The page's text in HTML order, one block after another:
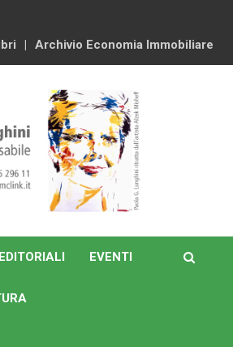
Archivio Economia Immobiliare
EDITORIALI EVENTI